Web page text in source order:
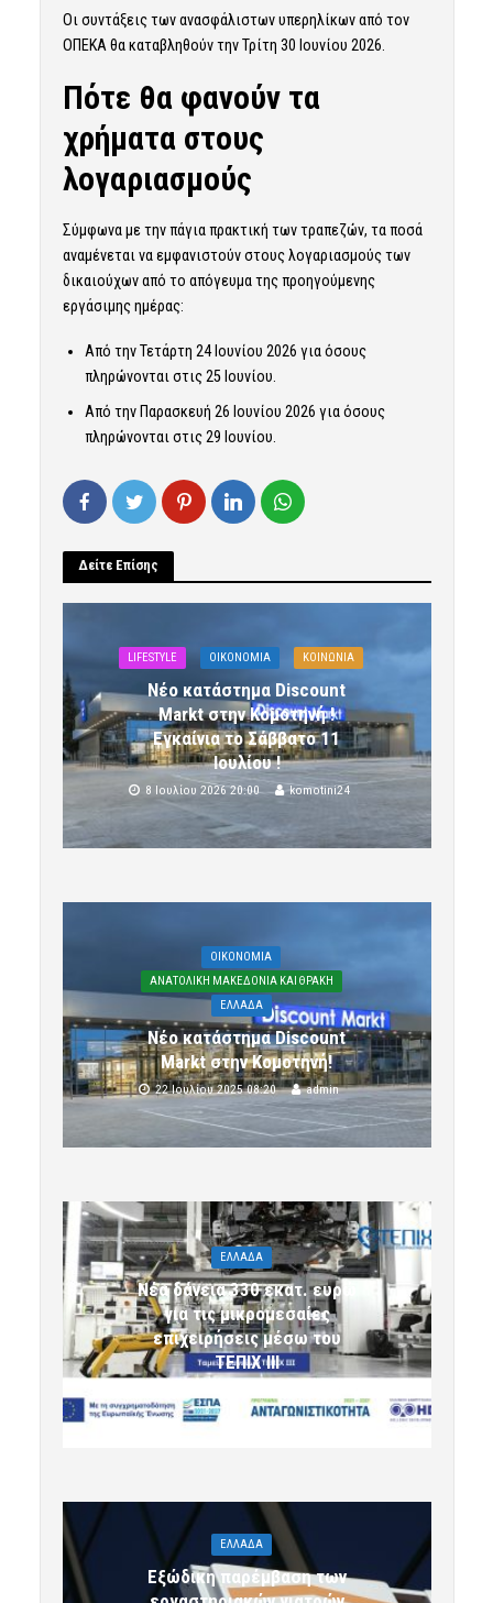
Οι συντάξεις των ανασφάλιστων υπερηλίκων από τον
ΟΠΕΚΑ θα καταβληθούν την Τρίτη 30 Ιουνίου 2026.
Πότε θα φανούν τα
χρήματα στους
λογαριασμούς
Σύμφωνα με την πάγια πρακτική των τραπεζών, τα ποσά
αναμένεται να εμφανιστούν στους λογαριασμούς των
δικαιούχων από το απόγευμα της προηγούμενης
εργάσιμης ημέρας:
Από την Τετάρτη 24 Ιουνίου 2026 για όσους
πληρώνονται στις 25 Ιουνίου.
Από την Παρασκευή 26 Ιουνίου 2026 για όσους
πληρώνονται στις 29 Ιουνίου.
Δείτε Επίσης
LIFESTYLE OIKONOMIA ΚΟΙΝΩΝΙΑ
Νέο κατάστημα Discount
Markt στην Κομοτηνή !
Εγκαίνια το Σάββατο 11
Ιουλίου !
8 Ιουλίου 2026 20:00 komotini24
OIKONOMIA
ΑΝΑΤΟΛΙΚΗ ΜΑΚΕΔΟΝΙΑ ΚΑΙ ΘΡΑΚΗ
ΕΛΛΑΔΑ
Νέο κατάστημα Discount
Markt στην Κομοτηνή!
22 Ιουλίου 2025 08:20 admin
ΕΛΛΑΔΑ
Νέα δάνεια 330 εκατ. ευρώ
για τις μικρομεσαίες
επιχειρήσεις μέσω του
ΤΕΠΙΧ ΙΙΙ
ΕΛΛΑΔΑ
Εξώδικη παρέμβαση των